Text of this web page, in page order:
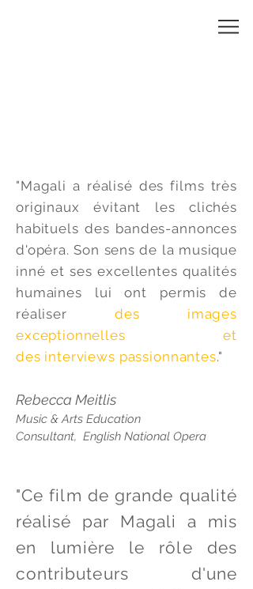
"Magali a réalisé des films très
originaux évitant les clichés
habituels des bandes-annonces
d'opéra. Son sens de la musique
inné et ses excellentes qualités
humaines lui ont permis de
réaliserdes images
exceptionnelles et
des interviews passionnantes."
Rebecca Meitlis
Music & Arts Education
Consultant, English National Opera
"Ce film de grande qualité
réalisé par Magali a mis
en lumière le rôle des
contributeurs d'une